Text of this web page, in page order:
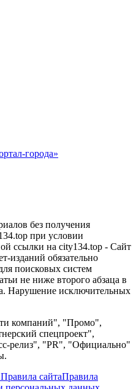
города»
без получения
при условии
ссылки на city134.top - Сайт
изданий обязательно
поисковых систем
не ниже второго абзаца в
Нарушение исключительных
компаний", "Промо",
спецпроект",
релиз", "PR", "Официально"
Правила сайтаПравила